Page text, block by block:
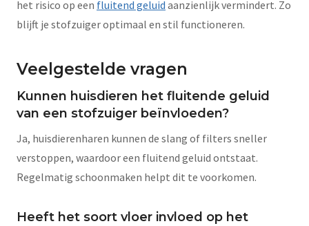
het risico op een fluitend geluid aanzienlijk vermindert. Zo
blijft je stofzuiger optimaal en stil functioneren.
Veelgestelde vragen
Kunnen huisdieren het fluitende geluid
van een stofzuiger beïnvloeden?
Ja, huisdierenharen kunnen de slang of filters sneller
verstoppen, waardoor een fluitend geluid ontstaat.
Regelmatig schoonmaken helpt dit te voorkomen.
Heeft het soort vloer invloed op het